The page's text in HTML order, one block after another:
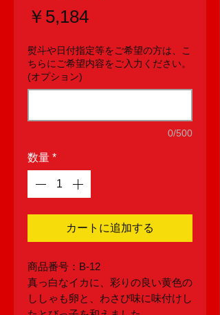
￥5,184価
熨斗や日付指定等をご希望の方は、こ
ちらにご希望内容をご入力ください。
(オプション)
0/500
数量 *
カートに追加する
商品番号：B-12
真っ白なイカに、彩りの良い黄色の
ししゃも卵と、わさび味に味付けし